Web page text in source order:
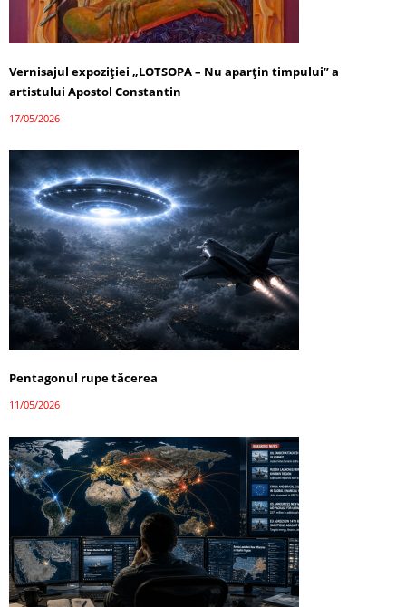
Vernisajul expoziției „LOTSOPA – Nu aparțin timpului” a
artistului Apostol Constantin
17/05/2026
Pentagonul rupe tăcerea
11/05/2026